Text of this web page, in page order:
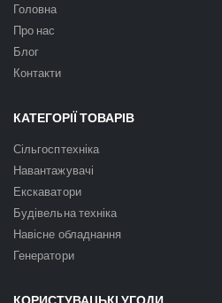
Головна
Про нас
Блог
Контакти
КАТЕГОРІЇ ТОВАРІВ
Сільгосптехніка
Навантажувачі
Екскаватори
Будівельна техніка
Навісне обладнання
Генератори